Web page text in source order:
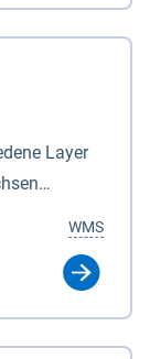
die dem
vor allem
(§2 Abs.3
die
Layer
im
WMS